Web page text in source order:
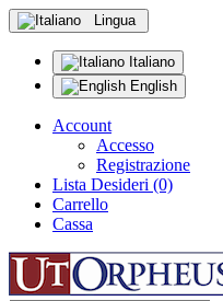
Lingua
Italiano
English
Account
Accesso
Registrazione
Lista Desideri (0)
Carrello
Cassa